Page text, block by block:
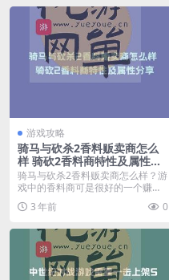
游戏攻略
骑马与砍杀2香料贩卖商怎么
样 骑砍2香料商特性及属性分
享
骑马与砍杀2香料贩卖商怎么样？游
戏中的香料商可是很好的一个赚钱
用的NPC下面给大...
3 年前 0